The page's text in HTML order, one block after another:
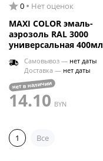
0 Нет оценок
MAXI COLOR эмаль-
аэрозоль RAL 3000
универсальная 400мл
Самовывоз — нет даты
Доставка — нет даты
нет в наличии
14.10 BYN
1 Все